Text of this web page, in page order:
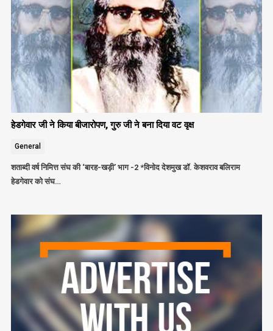
हेडगेवार जी ने किया बीजारोपण, गुरु जी ने बना दिया वट वृक्ष
General
शताब्दी वर्ष निमित्त संघ की ‘बारह-खड़ी’ भाग -2 *विनोद देशमुख डॉ. केशवराव बलिराम
हेडगेवार को संघ…